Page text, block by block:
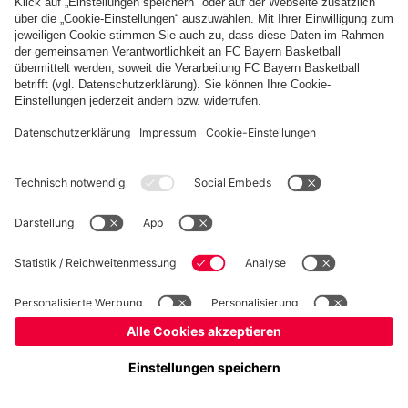
Kinder- und Jugendschutz Hinweisgebersystem FAQ Kontakt
Verträge hier kündigen Cookie-Einstellungen